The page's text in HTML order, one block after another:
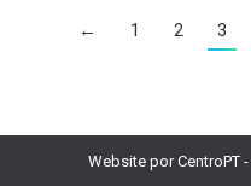
← 1 2 3
Website por CentroPT -